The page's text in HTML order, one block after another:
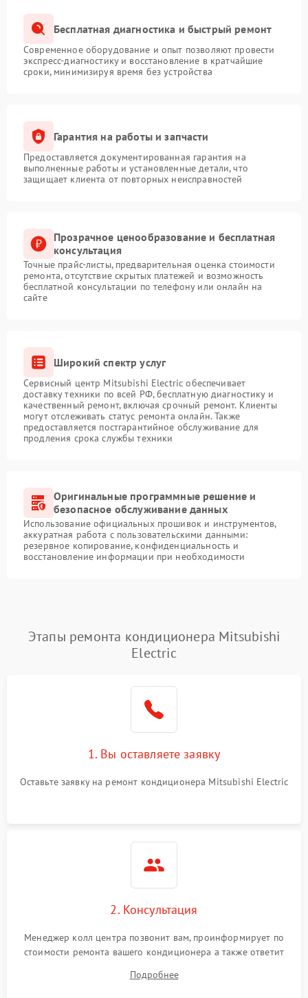
Бесплатная диагностика и быстрый ремонт
Современное оборудование и опыт позволяют провести
экспресс-диагностику и восстановление в кратчайшие
сроки, минимизируя время без устройства
Гарантия на работы и запчасти
Предоставляется документированная гарантия на
выполненные работы и установленные детали, что
защищает клиента от повторных неисправностей
Прозрачное ценообразование и бесплатная
консультация
Точные прайс-листы, предварительная оценка стоимости
ремонта, отсутствие скрытых платежей и возможность
бесплатной консультации по телефону или онлайн на
сайте
Широкий спектр услуг
Сервисный центр Mitsubishi Electric обеспечивает
доставку техники по всей РФ, бесплатную диагностику и
качественный ремонт, включая срочный ремонт. Клиенты
могут отслеживать статус ремонта онлайн. Также
предоставляется постгарантийное обслуживание для
продления срока службы техники
Оригинальные программные решение и
безопасное обслуживание данных
Использование официальных прошивок и инструментов,
аккуратная работа с пользовательскими данными:
резервное копирование, конфиденциальность и
восстановление информации при необходимости
Этапы ремонта кондиционера Mitsubishi
Electric
1. Вы оставляете заявку
Оставьте заявку на ремонт кондиционера Mitsubishi Electric
2. Консультация
Менеджер колл центра позвонит вам, проинформирует по
стоимости ремонта вашего кондиционера а также ответит
Подробнее